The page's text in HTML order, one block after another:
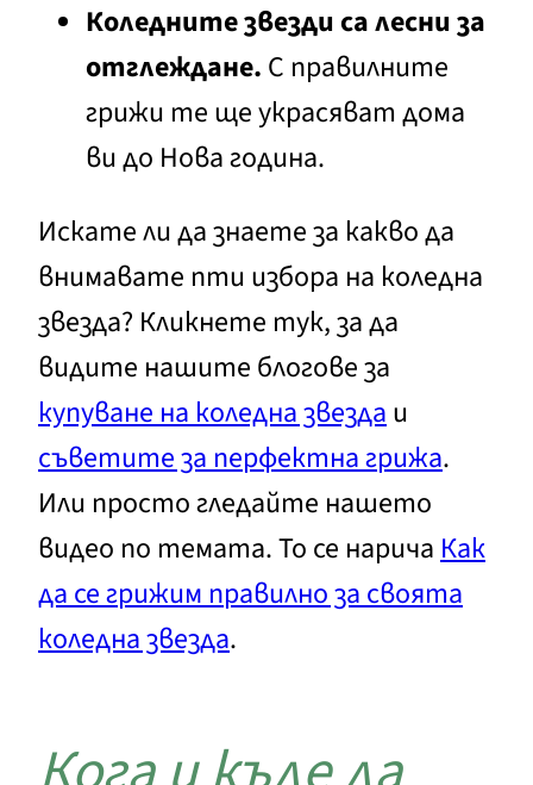
Коледните звезди са лесни за
отглеждане. С правилните
грижи те ще украсяват дома
ви до Нова година.
Искате ли да знаете за какво да
внимавате пти избора на коледна
звезда? Кликнете тук, за да
видите нашите блогове за
купуване на коледна звездаи
съветите за перфектна грижа.
Или просто гледайте нашето
видео по темата. То се наричаКак
да се грижим правилно за своята
коледна звезда.